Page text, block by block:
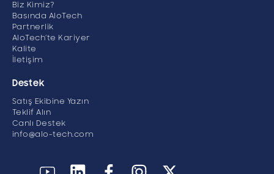
Biz Kimiz?
Basında AloTech
Partnerlik
AloTech’te Kariyer
Kalite
İletişim
Destek
Satış Ekibine Yazın
Teklif Alın
Canlı Destek
info@alo-tech.com